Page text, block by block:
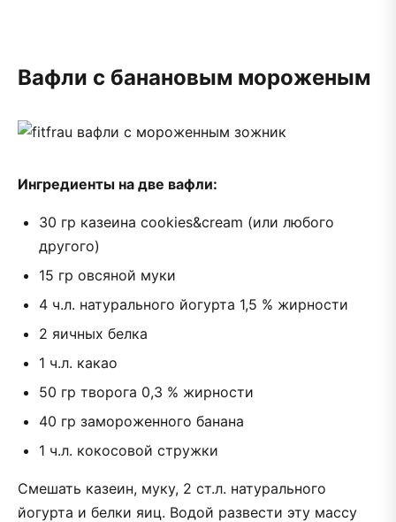
Вафли с банановым мороженым
Ингредиенты на две вафли:
30 гр казеина cookies&cream (или любого
другого)
15 гр овсяной муки
4 ч.л. натурального йогурта 1,5 % жирности
2 яичных белка
1 ч.л. какао
50 гр творога 0,3 % жирности
40 гр замороженного банана
1 ч.л. кокосовой стружки
Смешать казеин, муку, 2 ст.л. натурального
йогурта и белки яиц. Водой развести эту массу